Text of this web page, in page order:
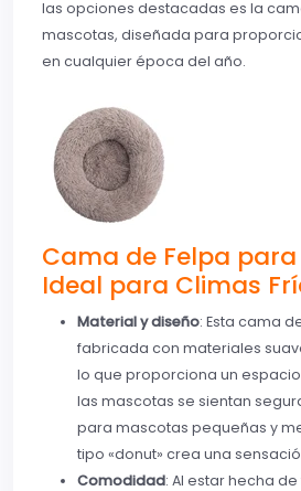
las opciones destacadas es la
mascotas, diseñada para
en cualquier época del año.
Cama de Felpa
Ideal para Climas
Material y diseño: Esta cama
fabricada con materiales
lo que proporciona un
las mascotas se sientan
para mascotas pequeñas y
tipo «donut» crea una
Comodidad: Al estar hecha